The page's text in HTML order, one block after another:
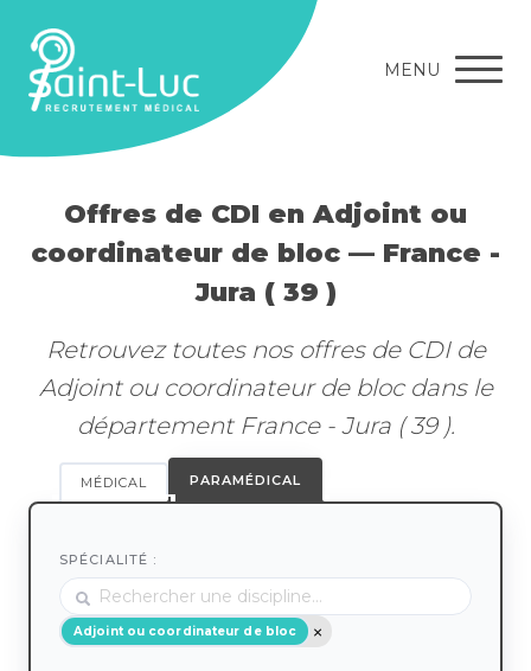
MENU
Offres de CDI en Adjoint ou
coordinateur de bloc — France -
Jura ( 39 )
Retrouvez toutes nos offres de CDI de
Adjoint ou coordinateur de bloc dans le
département France - Jura ( 39 ).
MÉDICAL PARAMÉDICAL
SPÉCIALITÉ :
Adjoint ou coordinateur de bloc